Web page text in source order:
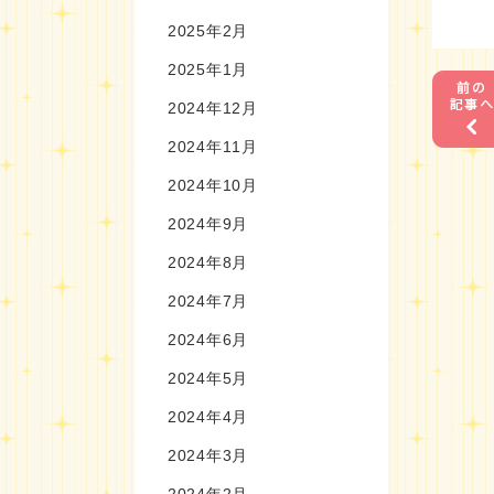
2025年2月
2025年1月
2024年12月
2024年11月
2024年10月
2024年9月
2024年8月
2024年7月
2024年6月
2024年5月
2024年4月
2024年3月